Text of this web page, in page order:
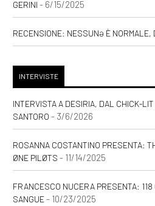
GERINI - 6/15/2025
RECENSIONE: NESSUNƏ È NORMALE,
INTERVISTE
INTERVISTA A DESIRIA, DAL CHICK-
SANTORO - 3/6/2026
ROSANNA COSTANTINO PRESENTA:
ØNE PILØTS - 11/14/2025
FRANCESCO NUCERA PRESENTA: 118
SANGUE- 10/23/2025